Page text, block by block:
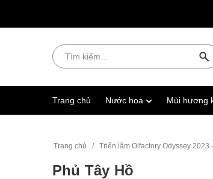
Trang chủ Nước hoa Mùi hương
Trang chủ / Triển lãm Olfactory Odyssey 2023
Phủ Tây Hồ